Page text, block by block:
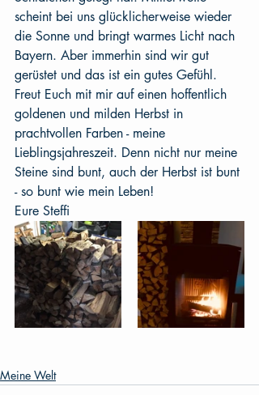
scheint bei uns glücklicherweise wieder
die Sonne und bringt warmes Licht nach
Bayern. Aber immerhin sind wir gut
gerüstet und das ist ein gutes Gefühl.
Freut Euch mit mir auf einen hoffentlich
goldenen und milden Herbst in
prachtvollen Farben - meine
Lieblingsjahreszeit. Denn nicht nur meine
Steine sind bunt, auch der Herbst ist bunt
- so bunt wie mein Leben!
Eure Steffi
Meine Welt